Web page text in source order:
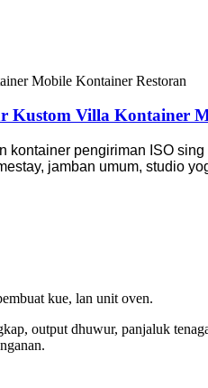
Villa Kontainer
pengiriman ISO
jamban umum, studio
kue, lan unit oven.
output dhuwur, panjaluk